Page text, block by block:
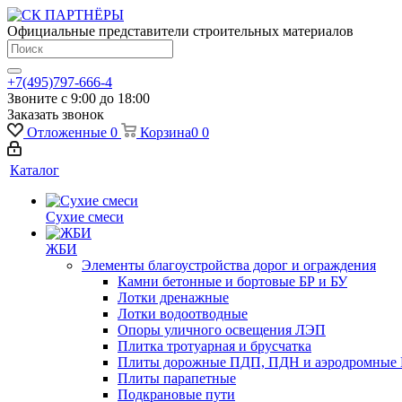
Официальные представители строительных материалов
+7(495)797-666-4
Звоните с 9:00 до 18:00
Заказать звонок
Отложенные 0 Корзина0 0
Каталог
Сухие смеси
ЖБИ
Элементы благоустройства дорог и ограждения
Камни бетонные и бортовые БР и БУ
Лотки дренажные
Лотки водоотводные
Опоры уличного освещения ЛЭП
Плитка тротуарная и брусчатка
Плиты дорожные ПДП, ПДН и аэродромные
Плиты парапетные
Подкрановые пути